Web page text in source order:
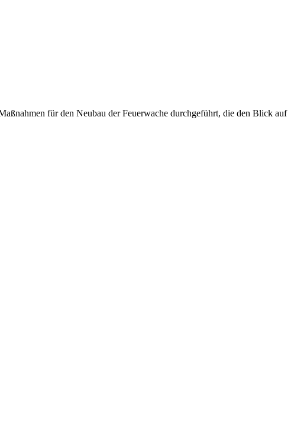
für den Neubau der Feuerwache durchgeführt, die den Blick auf